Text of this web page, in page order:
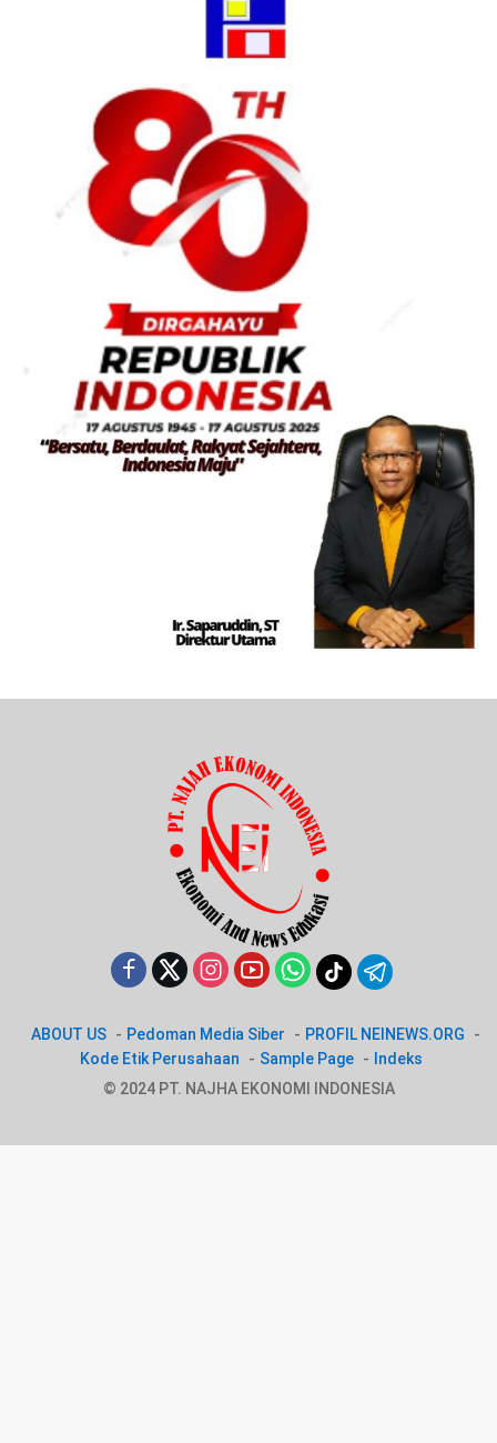
ABOUT US Pedoman Media Siber
PROFIL NEINEWS.ORG
Kode Etik Perusahaan
Sample Page
Indeks
© 2024 PT. NAJHA EKONOMI INDONESIA